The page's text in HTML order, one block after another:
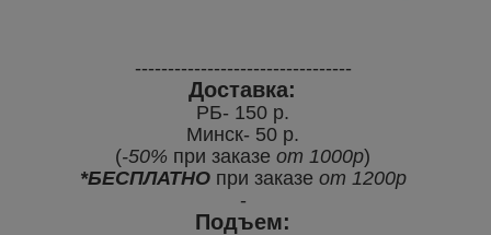
---------------------------------
Доставка:
РБ- 150 р.
Минск- 50 р.
(-50% при заказе от 1000р)
*БЕСПЛАТНОпри заказе от 1200р
-
Подъем: